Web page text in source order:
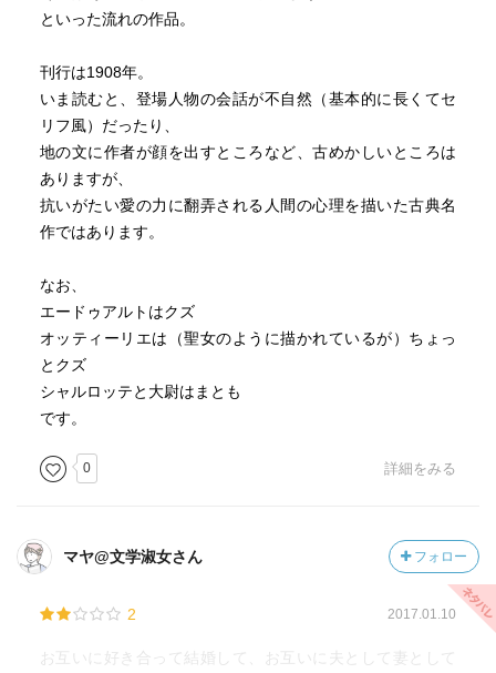
といった流れの作品。
刊行は1908年。
いま読むと、登場人物の会話が不自然（基本的に長くてセ
リフ風）だったり、
地の文に作者が顔を出すところなど、古めかしいところは
ありますが、
抗いがたい愛の力に翻弄される人間の心理を描いた古典名
作ではあります。
なお、
エードゥアルトはクズ
オッティーリエは（聖女のように描かれているが）ちょっ
とクズ
シャルロッテと大尉はまとも
です。
0 詳細をみる
マヤ@文学淑女さん フォロー
2 2017.01.10
お互いに好き合って結婚して、お互いに夫として妻として